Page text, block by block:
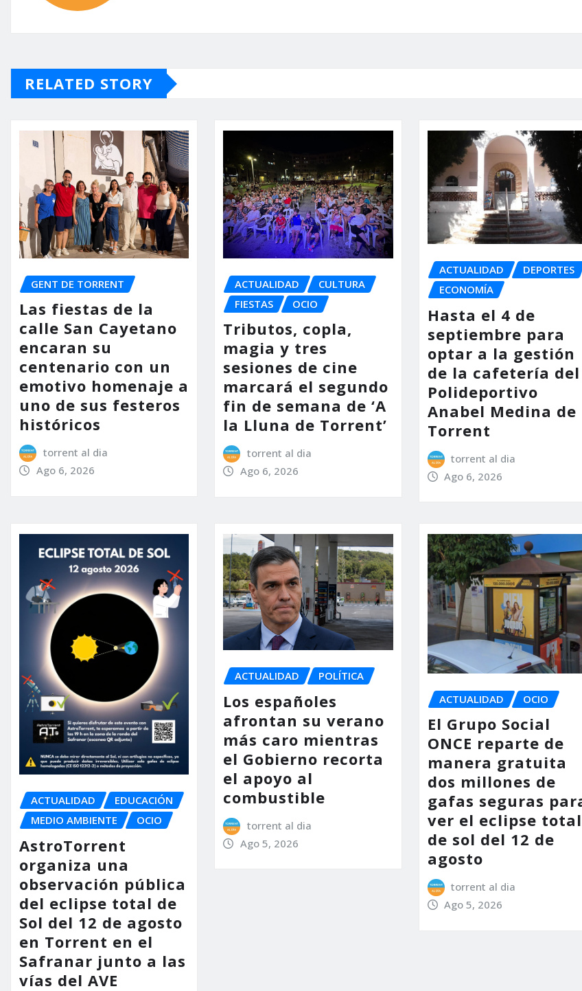
RELATED STORY
GENT DE TORRENT
Las fiestas de la
calle San Cayetano
encaran su
centenario con un
emotivo homenaje a
uno de sus festeros
históricos
torrent al dia
Ago 6, 2026
ACTUALIDAD
CULTURA
FIESTAS
OCIO
Tributos, copla,
magia y tres
sesiones de cine
marcará el segundo
fin de semana de ‘A
la Lluna de Torrent’
torrent al dia
Ago 6, 2026
ACTUALIDAD
DEPORTES
ECONOMÍA
Hasta el 4 de
septiembre para
optar a la gestión
de la cafetería del
Polideportivo
Anabel Medina de
Torrent
torrent al dia
Ago 6, 2026
ACTUALIDAD
EDUCACIÓN
MEDIO AMBIENTE
OCIO
AstroTorrent
organiza una
observación pública
del eclipse total de
Sol del 12 de agosto
en Torrent en el
Safranar junto a las
vías del AVE
ACTUALIDAD POLÍTICA
Los españoles
afrontan su verano
más caro mientras
el Gobierno recorta
el apoyo al
combustible
torrent al dia
Ago 5, 2026
ACTUALIDAD OCIO
El Grupo Social
ONCE reparte de
manera gratuita
dos millones de
gafas seguras
ver el eclipse total
de sol del 12 de
agosto
torrent al dia
Ago 5, 2026